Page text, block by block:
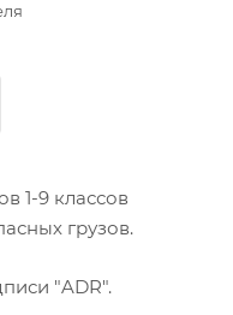
1-9 классов
грузов.
"ADR".